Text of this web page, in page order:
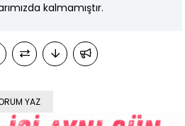
kalmamıştır.
YAZ